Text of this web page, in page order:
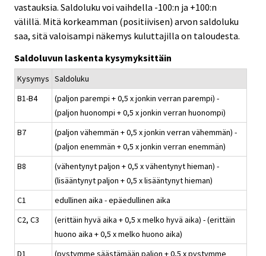
vastauksia. Saldoluku voi vaihdella -100:n ja +100:n
välillä. Mitä korkeamman (positiivisen) arvon saldoluku
saa, sitä valoisampi näkemys kuluttajilla on taloudesta.
Saldoluvun laskenta kysymyksittäin
Kysymys Saldoluku
B1-B4
(paljon parempi + 0,5 x jonkin verran parempi) -
(paljon huonompi + 0,5 x jonkin verran huonompi)
B7
(paljon vähemmän + 0,5 x jonkin verran vähemmän) -
(paljon enemmän + 0,5 x jonkin verran enemmän)
B8
(vähentynyt paljon + 0,5 x vähentynyt hieman) -
(lisääntynyt paljon + 0,5 x lisääntynyt hieman)
C1
edullinen aika - epäedullinen aika
C2, C3
(erittäin hyvä aika + 0,5 x melko hyvä aika) - (erittäin
huono aika + 0,5 x melko huono aika)